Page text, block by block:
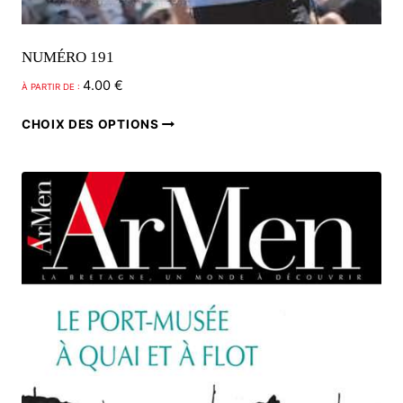
NUMÉRO 191
À PARTIR DE : 4.00 €
CHOIX DES OPTIONS
a
plusieurs
variations.
Les
options
être
choisies
sur